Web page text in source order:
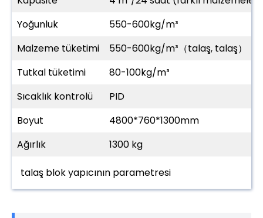
Yoğunluk
550-600kg/m³
Malzeme tüketimi
550-600kg/m³（talaş, talaş）
Tutkal tüketimi
80-100kg/m³
Sıcaklık kontrolü
PID
Boyut
4800*760*1300mm
Ağırlık
1300 kg
talaş blok yapıcının parametresi